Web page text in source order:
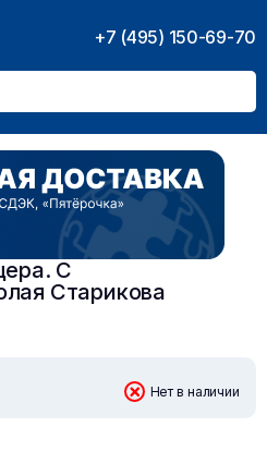
+7 (495) 150-69-70
С
Старикова
Нет в наличии